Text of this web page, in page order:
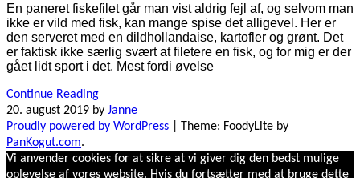
En paneret fiskefilet går man vist aldrig fejl af, og selvom man
ikke er vild med fisk, kan mange spise det alligevel. Her er
den serveret med en dildhollandaise, kartofler og grønt. Det
er faktisk ikke særlig svært at filetere en fisk, og for mig er der
gået lidt sport i det. Mest fordi øvelse
Continue Reading
20. august 2019 by Janne
Proudly powered by WordPress
Theme: FoodyLite by
PanKogut.com.
Vi anvender cookies for at sikre at vi giver dig den bedst mulige
oplevelse af vores website. Hvis du fortsætter med at bruge dette